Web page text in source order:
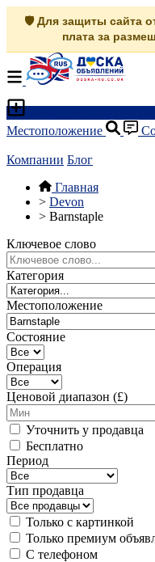
🛡️ Для защиты сайта
плата за
Местоположение
Компании Блог
Главная
> Devon
> Barnstaple
Ключевое слово
Категория
Местоположение
Состояние
Операция
Ценовой диапазон (£)
Уточнить у продавца
Бесплатно
Период
Тип продавца
Только с картинкой
Только премиум
С телефоном